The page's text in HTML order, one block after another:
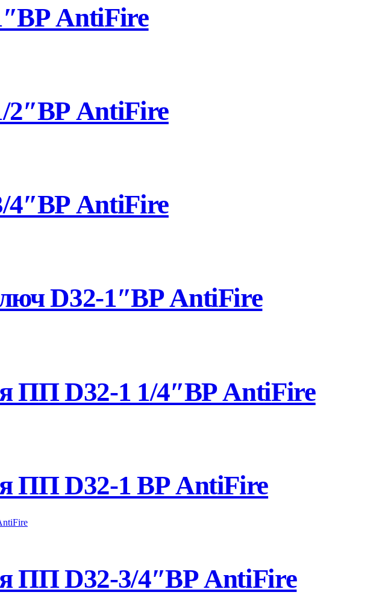
AntiFire
2″ВР AntiFire
4″ВР AntiFire
D32-1″ВР AntiFire
ПП D32-1 1/4″ВР AntiFire
ПП D32-1 ВР AntiFire
ПП D32-3/4″ВР AntiFire